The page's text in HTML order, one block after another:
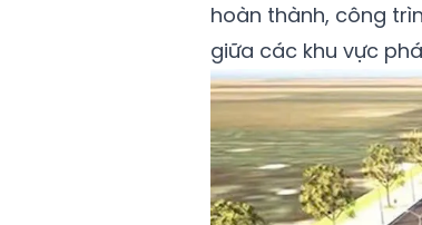
hoàn thành, công
giữa các khu vực